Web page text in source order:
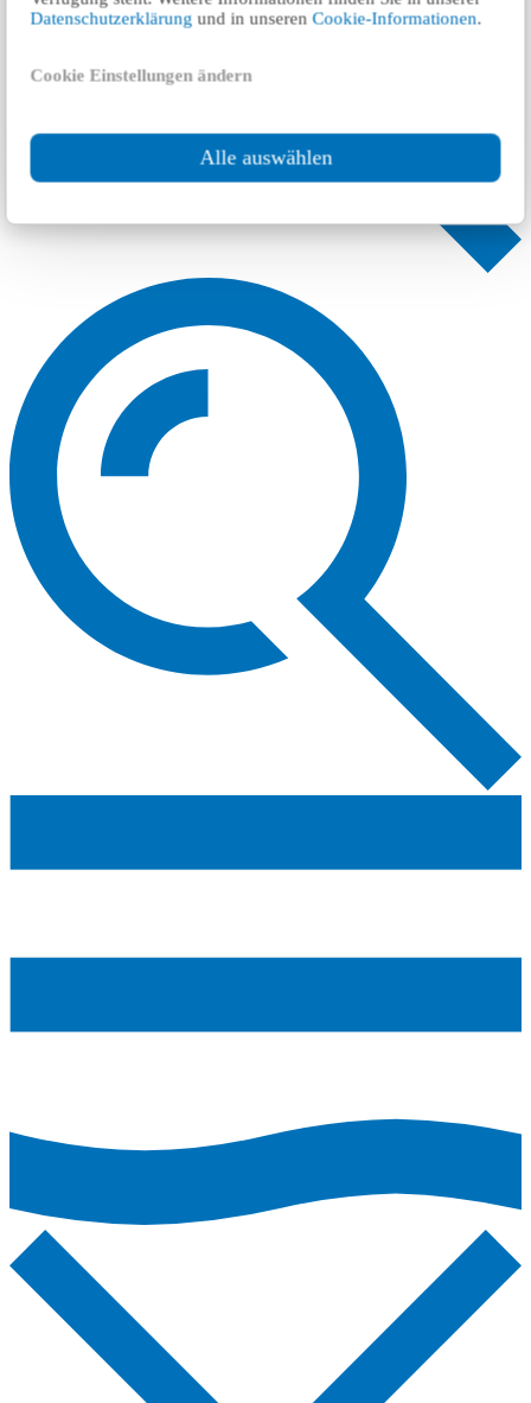
Datenschutzerklärung und in unserenCookie-Informationen.
Cookie Einstellungen ändern
Alle auswählen